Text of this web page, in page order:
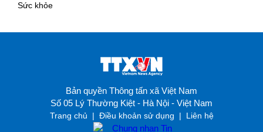
Sức khỏe
Bản quyền Thông tấn xã Việt Nam
Số 05 Lý Thường Kiệt - Hà Nội - Việt Nam
Trang chủ | Điều khoản sử dụng | Liên hệ